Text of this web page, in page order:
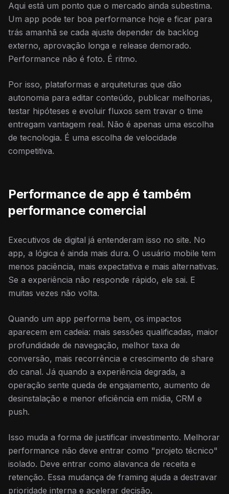
Aqui está um ponto que o mercado ainda subestima.
Um app pode ter boa performance hoje e ficar para
trás amanhã se cada ajuste depender de backlog
externo, aprovação longa e release demorado.
Performance não é foto. É ritmo.
Por isso, plataformas e arquiteturas que dão
autonomia para editar conteúdo, publicar melhorias,
testar hipóteses e evoluir fluxos sem travar o time
entregam vantagem real. Não é apenas uma escolha
de tecnologia. É uma escolha de velocidade
competitiva.
Performance de app é também
performance comercial
Executivos de digital já entenderam isso no site. No
app, a lógica é ainda mais dura. O usuário mobile tem
menos paciência, mais expectativa e mais alternativas.
Se a experiência não responde rápido, ele sai. E
muitas vezes não volta.
Quando um app performa bem, os impactos
aparecem em cadeia: mais sessões qualificadas, maior
profundidade de navegação, melhor taxa de
conversão, mais recorrência e crescimento de share
do canal. Já quando a experiência degrada, a
operação sente queda de engajamento, aumento de
desinstalação e menor eficiência em mídia, CRM e
push.
Isso muda a forma de justificar investimento. Melhorar
performance não deve entrar como "projeto técnico"
isolado. Deve entrar como alavanca de receita e
retenção. Essa mudança de framing ajuda a destravar
prioridade interna e acelerar decisão.